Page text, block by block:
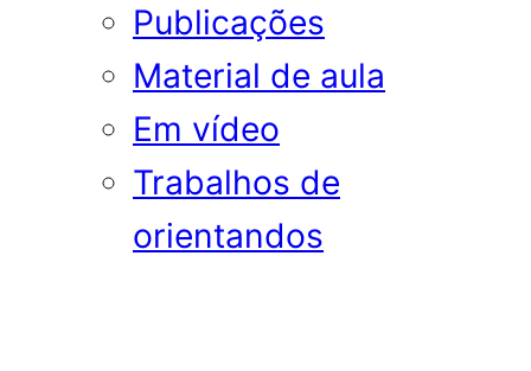
Publicações
Material de aula
Em vídeo
Trabalhos de
orientandos